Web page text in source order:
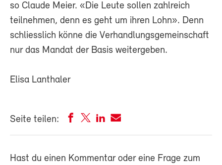
so Claude Meier. «Die Leute sollen zahlreich
teilnehmen, denn es geht um ihren Lohn». Denn
schliesslich könne die Verhandlungsgemeinschaft
nur das Mandat der Basis weitergeben.
Elisa Lanthaler
Seite teilen:
Hast du einen Kommentar oder eine Frage zum